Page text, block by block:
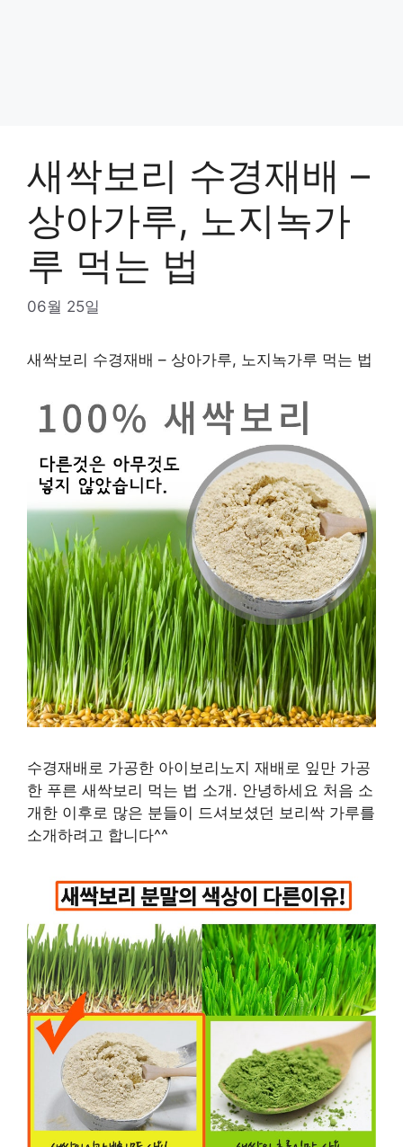
새싹보리 수경재배 –
상아가루, 노지녹가
루 먹는 법
06월 25일
새싹보리 수경재배 – 상아가루, 노지녹가루 먹는 법
수경재배로 가공한 아이보리노지 재배로 잎만 가공
한 푸른 새싹보리 먹는 법 소개. 안녕하세요 처음 소
개한 이후로 많은 분들이 드셔보셨던 보리싹 가루를
소개하려고 합니다^^